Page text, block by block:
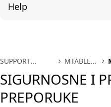
Help
SUPPORT
MTABLET
SIGURNOSNE I
PREPORUKE